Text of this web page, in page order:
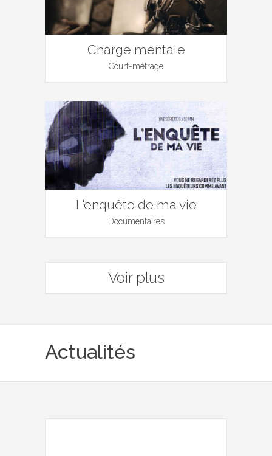
Charge mentale
Court-métrage
L'enquête de ma vie
Documentaires
Voir plus
Actualités